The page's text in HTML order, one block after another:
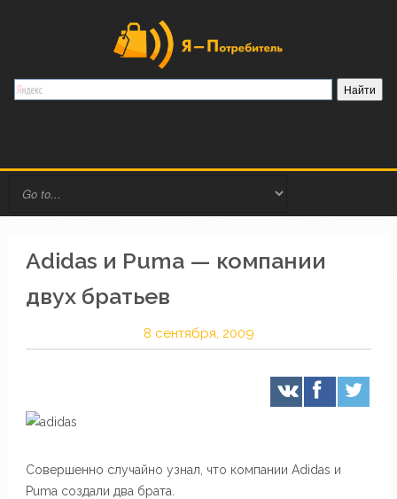
Adidas и Puma — компании
двух братьев
8 сентября, 2009
Совершенно случайно узнал, что компании Adidas и
Puma создали два брата.